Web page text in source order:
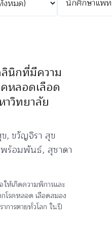
นิกที่มีความ
หลอดเลือด
วิทยาลัย
ขวัญจิรา สุข
ร้อมพันธ์, สุชาดา
ห้เกิดความพิการและ
โรคหลอด เลือดสมอง
การตายทั่วโลก ในปี